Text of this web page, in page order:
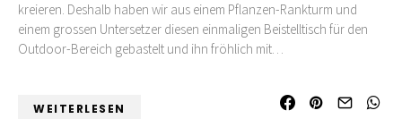
kreieren. Deshalb haben wir aus einem Pflanzen-Rankturm und
einem grossen Untersetzer diesen einmaligen Beistelltisch für den
Outdoor-Bereich gebastelt und ihn fröhlich mit…
WEITERLESEN